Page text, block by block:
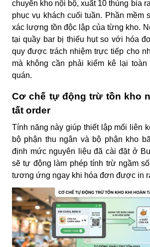
chuyển kho nội bộ, xuất 10 thùng bia
phục vụ khách cuối tuần. Phần mềm
xác lượng tồn độc lập của từng kho.
tại quầy bar bị thiếu hụt so với hóa
quy được trách nhiệm trực tiếp cho
mà không cần phải kiểm kê lại
quán.
Cơ chế tự động trừ tồn kho
tất order
Tính năng này giúp thiết lập mối liên
bộ phận thu ngân và bộ phận kho
định mức nguyên liệu đã cài đặt ở
sẽ tự động làm phép tính trừ ngầm
tương ứng ngay khi hóa đơn được in